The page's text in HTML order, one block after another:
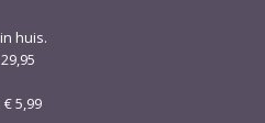
huis.
5,99